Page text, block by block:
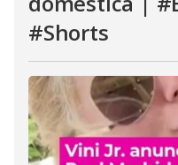
#Shorts